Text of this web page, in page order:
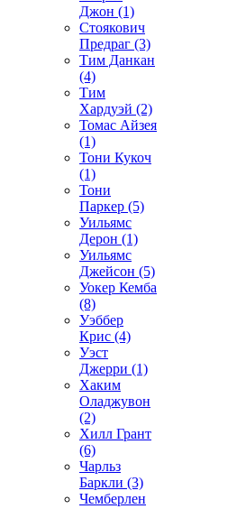
Джон (1)
Стоякович
Предраг (3)
Тим Данкан
(4)
Тим
Хардуэй (2)
Томас Айзея
(1)
Тони Кукоч
(1)
Тони
Паркер (5)
Уильямс
Дерон (1)
Уильямс
Джейсон (5)
Уокер Кемба
(8)
Уэббер
Крис (4)
Уэст
Джерри (1)
Хаким
Оладжувон
(2)
Хилл Грант
(6)
Чарльз
Баркли (3)
Чемберлен